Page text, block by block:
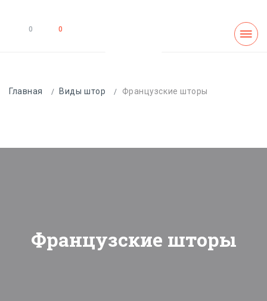
0 0
Главная Виды штор Французские шторы
Французские шторы